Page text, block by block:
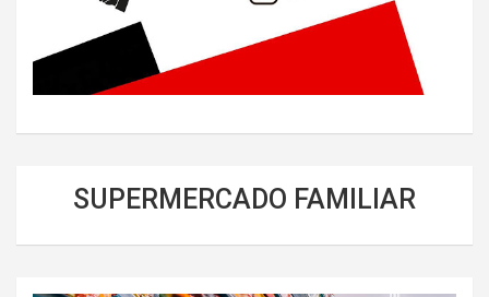
SUPERMERCADO FAMILIAR